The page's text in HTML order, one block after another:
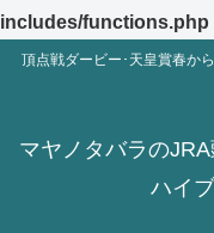
includes/functions.php
頂点戦ダービー･天皇賞春か
マヤノタバラの
ハイ